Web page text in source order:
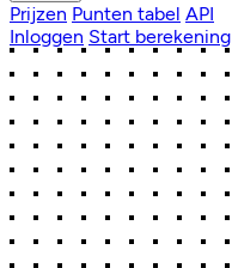
Prijzen Punten tabel API
Inloggen Start berekening